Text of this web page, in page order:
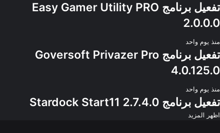
تفعيل برنامج Easy Gamer Utility PRO
2.0.0.0
منذ يوم واحد
تفعيل برنامج Goversoft Privazer Pro
4.0.125.0
منذ يوم واحد
تفعيل برنامج Stardock Start11 2.7.4.0
اظهر المزيد